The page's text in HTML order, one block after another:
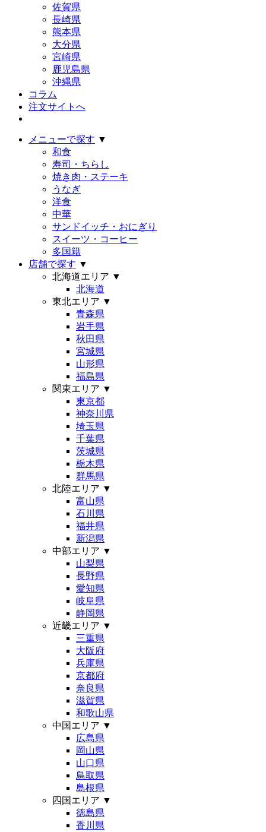
佐賀県
長崎県
熊本県
大分県
宮崎県
鹿児島県
沖縄県
コラム
注文サイトへ
メニューで探す ▼
和食
寿司・ちらし
焼き肉・ステーキ
うなぎ
洋食
中華
サンドイッチ・おにぎり
スイーツ・コーヒー
多国籍
店舗で探す ▼
北海道エリア ▼
北海道
東北エリア ▼
青森県
岩手県
秋田県
宮城県
山形県
福島県
関東エリア ▼
東京都
神奈川県
埼玉県
千葉県
茨城県
栃木県
群馬県
北陸エリア ▼
富山県
石川県
福井県
新潟県
中部エリア ▼
山梨県
長野県
愛知県
岐阜県
静岡県
近畿エリア ▼
三重県
大阪府
兵庫県
京都府
奈良県
滋賀県
和歌山県
中国エリア ▼
広島県
岡山県
山口県
鳥取県
島根県
四国エリア ▼
徳島県
香川県